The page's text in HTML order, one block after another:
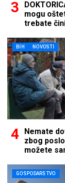
mogu
trebate
BIH NOVOSTI
Nemate
zbog
možete
GOSPODARSTVO